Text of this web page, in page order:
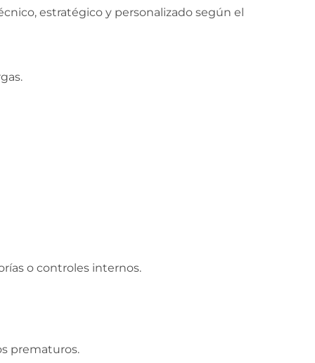
estratégico y personalizado según el
o controles internos.
prematuros.